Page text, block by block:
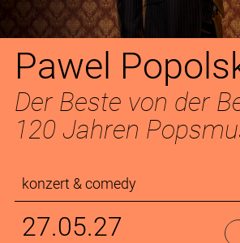
Pawel
Der Beste von der
120 Jahren
konzert & comedy
27.05.27